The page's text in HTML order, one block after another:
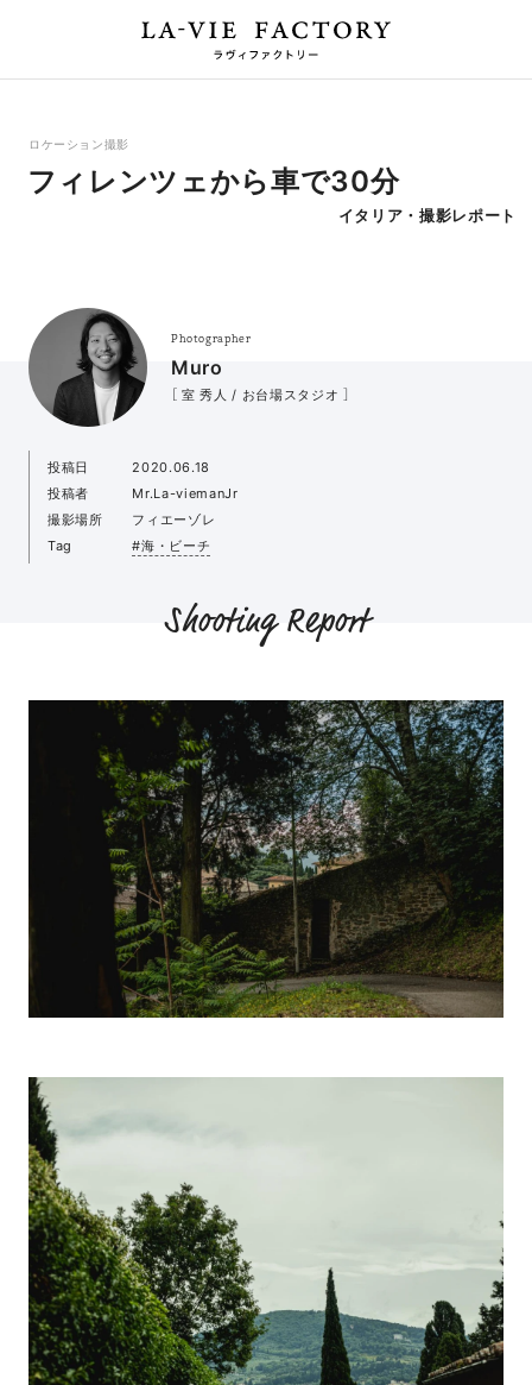
ロケーション撮影
フィレンツェから車で30分
イタリア・撮影レポート
Photographer
Muro
［ 室 秀人 / お台場スタジオ ］
投稿日
2020.06.18
投稿者
Mr.La-viemanJr
撮影場所
フィエーゾレ
Tag
#海・ビーチ
Shooting Report